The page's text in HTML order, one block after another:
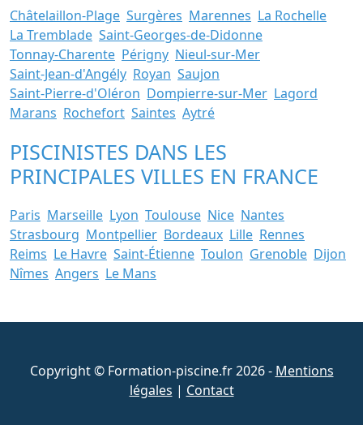
Châtelaillon-Plage Surgères Marennes La Rochelle
La Tremblade Saint-Georges-de-Didonne
Tonnay-Charente Périgny Nieul-sur-Mer
Saint-Jean-d'Angély Royan Saujon
Saint-Pierre-d'Oléron Dompierre-sur-Mer Lagord
Marans Rochefort Saintes Aytré
PISCINISTES DANS LES
PRINCIPALES VILLES EN FRANCE
Paris Marseille Lyon Toulouse Nice Nantes
Strasbourg Montpellier Bordeaux Lille Rennes
Reims Le Havre Saint-Étienne Toulon Grenoble Dijon
Nîmes Angers Le Mans
Copyright © Formation-piscine.fr 2026 - Mentions
légales | Contact